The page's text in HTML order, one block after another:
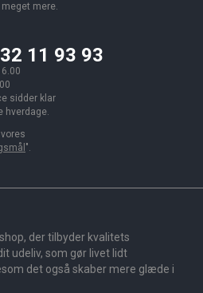
mere.
11 93 93
sidder klar
hverdage.
".
der tilbyder kvalitets
udeliv, som gør livet lidt
det også skaber mere glæde i